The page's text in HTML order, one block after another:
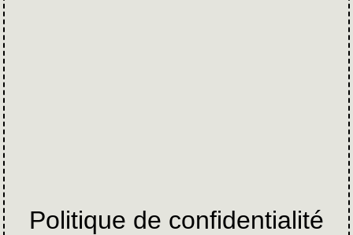
Politique de confidentialité